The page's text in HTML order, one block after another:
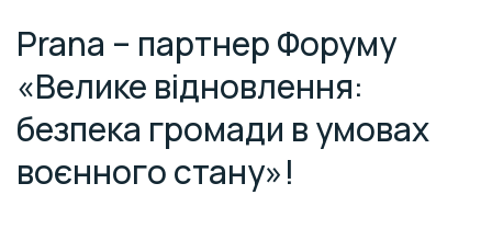
Prana – партнер Форуму
«Велике відновлення:
безпека громади в умовах
воєнного стану»!